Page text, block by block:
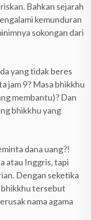
Bahkan sejarah
kemunduran
sokongan dari
yang tidak beres
jam 9? Masa bhikkhu
membantu)? Dan
bhikkhu yang
dana uang?!
atau Inggris, tapi
Dengan seketika
bhikkhu tersebut
nama agama